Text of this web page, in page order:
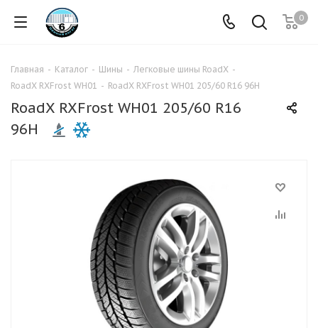
0
Главная - Каталог - Шины - Легковые шины RoadX -
RoadX RXFrost WH01 - RoadX RXFrost WH01 205/60 R16 96H
RoadX RXFrost WH01 205/60 R16
96H